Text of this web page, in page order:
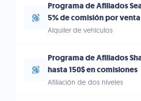
Programa de Afiliados
5% de comisión por venta
Alquiler de vehículos
Programa de Afiliados
hasta 150$ en comisiones
Afiliación de dos niveles